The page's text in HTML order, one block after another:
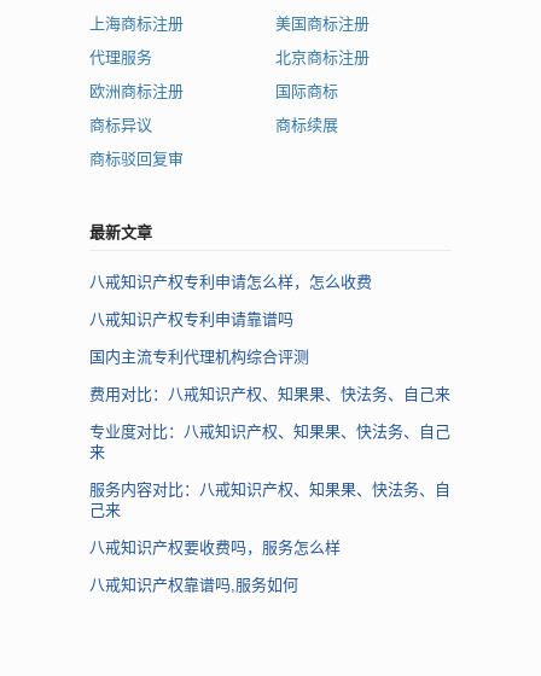
上海商标注册
美国商标注册
代理服务
北京商标注册
欧洲商标注册
国际商标
商标异议
商标续展
商标驳回复审
最新文章
八戒知识产权专利申请怎么样，怎么收费
八戒知识产权专利申请靠谱吗
国内主流专利代理机构综合评测
费用对比：八戒知识产权、知果果、快法务、自己来
专业度对比：八戒知识产权、知果果、快法务、自己
来
服务内容对比：八戒知识产权、知果果、快法务、自
己来
八戒知识产权要收费吗，服务怎么样
八戒知识产权靠谱吗,服务如何